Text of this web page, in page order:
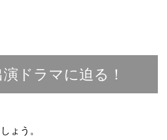
ドラマに迫る！
ょう。